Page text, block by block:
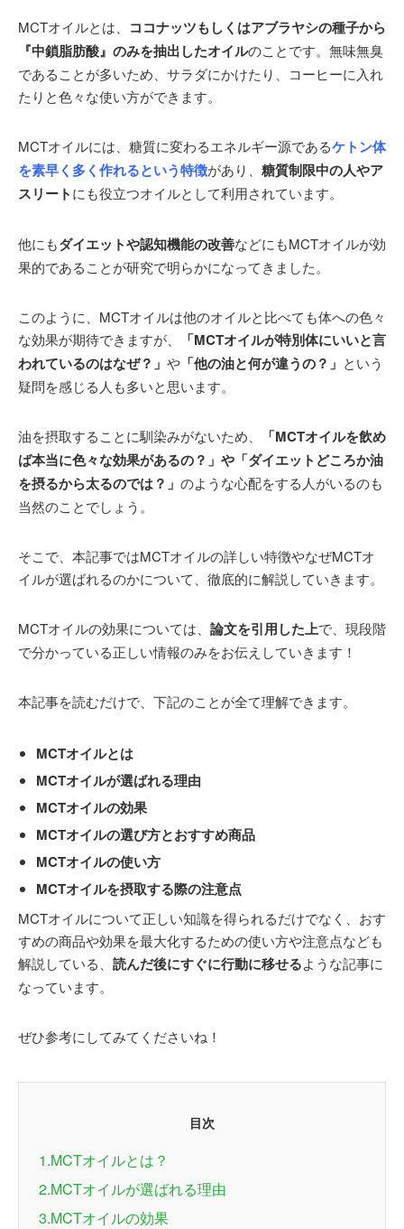
MCTオイルとは、 ココナッツもしくはアブラヤシの種子から
『中鎖脂肪酸』のみを抽出したオイルのことです。無味無臭
であることが多いため、サラダにかけたり、コーヒーに入れ
たりと色々な使い方ができます。
MCTオイルには、糖質に変わるエネルギー源であるケトン体
を素早く多く作れるという特徴があり、 糖質制限中の人やア
スリートにも役立つオイルとして利用されています。
他にもダイエットや認知機能の改善などにもMCTオイルが効
果的であることが研究で明らかになってきました。
このように、MCTオイルは他のオイルと比べても体への色々
な効果が期待できますが、
「MCTオイルが特別体にいいと言
われているのはなぜ？」 や 「他の油と何が違うの？」 という
疑問を感じる人も多いと思います。
油を摂取することに馴染みがないため、
「MCTオイルを飲め
ば本当に色々な効果があるの？」や「ダイエットどころか油
を摂るから太るのでは？」 のような心配をする人がいるのも
当然のことでしょう。
そこで、本記事ではMCTオイルの詳しい特徴やなぜMCTオ
イルが選ばれるのかについて、徹底的に解説していきます。
MCTオイルの効果については、 論文を引用した上で、現段階
で分かっている正しい情報のみをお伝えしていきます！
本記事を読むだけで、下記のことが全て理解できます。
MCTオイルとは
MCTオイルが選ばれる理由
MCTオイルの効果
MCTオイルの選び方とおすすめ商品
MCTオイルの使い方
MCTオイルを摂取する際の注意点
MCTオイルについて正しい知識を得られるだけでなく、おす
すめの商品や効果を最大化するための使い方や注意点なども
解説している、 読んだ後にすぐに行動に移せるような記事に
なっています。
ぜひ参考にしてみてくださいね！
目次
1.MCTオイルとは？
2.MCTオイルが選ばれる理由
3.MCTオイルの効果